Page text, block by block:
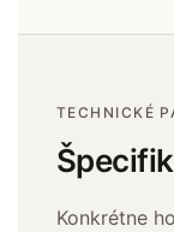
TECHNICKÉ
Konkrétne